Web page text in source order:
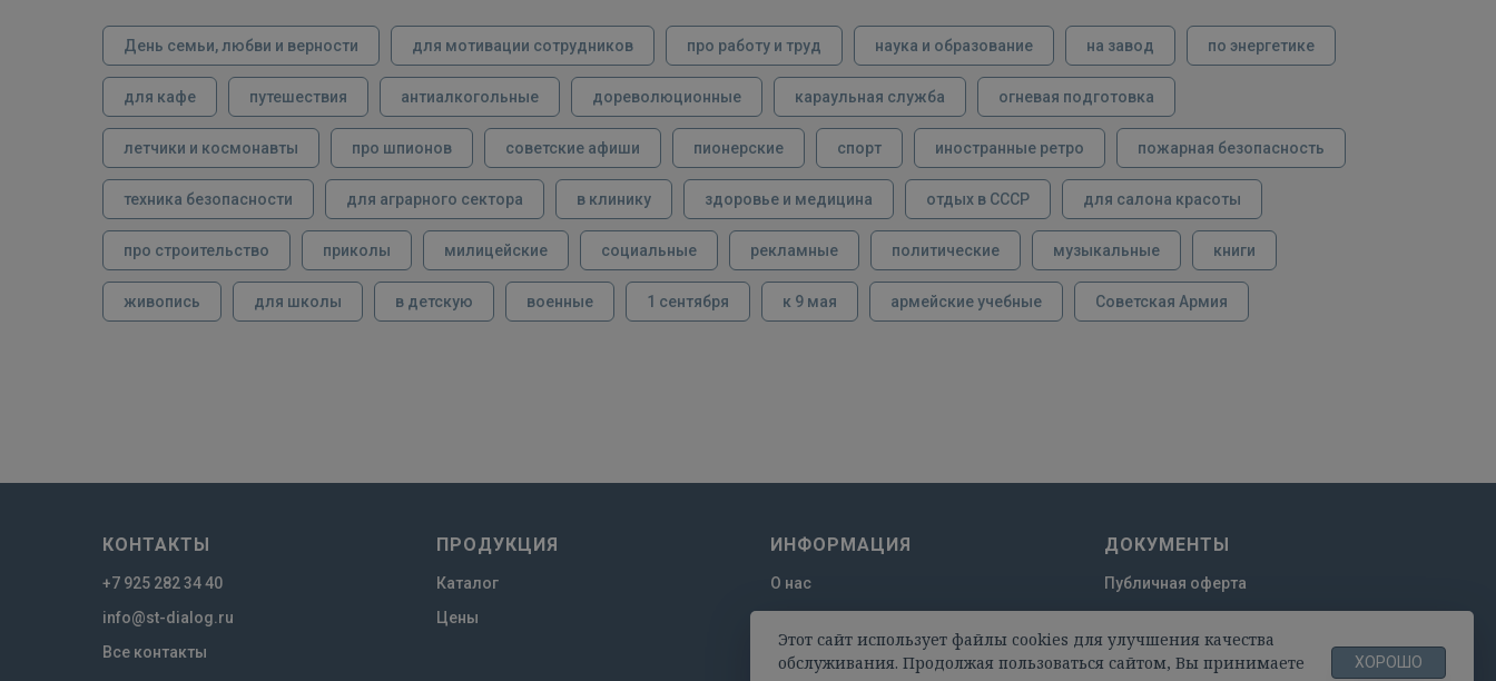
Этот сайт использует файлы cookies для улучшения качества
обслуживания. Продолжая пользоваться сайтом, Вы принимаете
ХОРОШО
День семьи, любви и верности для мотивации сотрудников про работу и труд наука и образование на завод по энергетике
для кафе путешествия антиалкогольные дореволюционные караульная служба огневая подготовка
летчики и космонавты про шпионов советские афиши пионерские спорт иностранные ретро пожарная безопасность
техника безопасности для аграрного сектора в клинику здоровье и медицина отдых в СССР для салона красоты
про строительство приколы милицейские социальные рекламные политические музыкальные книги
живопись для школы в детскую военные 1 сентября к 9 мая армейские учебные Советская Армия
КОНТАКТЫ
+7 925 282 34 40
info@st-dialog.ru
Все контакты
ПРОДУКЦИЯ
Каталог
Цены
ИНФОРМАЦИЯ
О нас
Оплата и доставка
ДОКУМЕНТЫ
Публичная оферта
Политика конфиденциальности